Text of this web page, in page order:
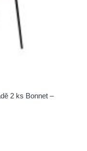
2 ks Bonnet –